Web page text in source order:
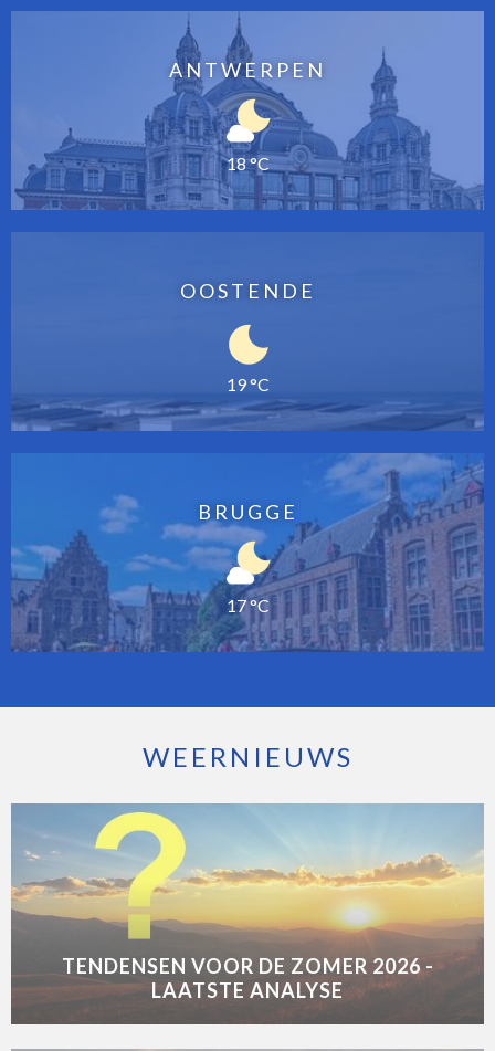
ANTWERPEN
18 °C
OOSTENDE
19 °C
BRUGGE
17 °C
WEERNIEUWS
TENDENSEN VOOR DE ZOMER 2026 -
LAATSTE ANALYSE